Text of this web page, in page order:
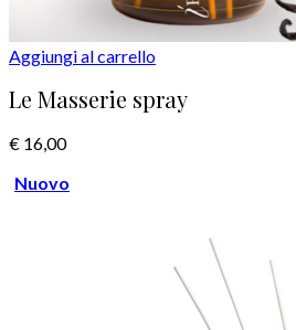
Aggiungi al carrello
Le Masserie spray
€ 16,00
Nuovo